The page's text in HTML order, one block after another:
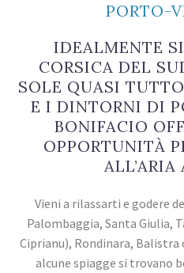
PORTO-
IDEALMENTE
CORSICA DEL
SOLE QUASI
E I DINTORNI DI
BONIFACIO
OPPORTUNITÀ
ALL’ARIA
Vieni a rilassarti e godere
Palombaggia, Santa Giulia,
Ciprianu), Rondinara, Balistra
alcune spiagge si trovano